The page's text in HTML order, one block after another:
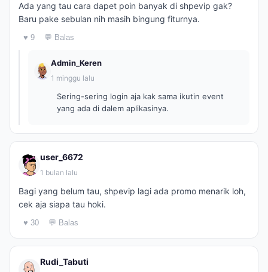
Ada yang tau cara dapet poin banyak di shpevip gak?
Baru pake sebulan nih masih bingung fiturnya.
♥ 9 💬 Balas
Admin_Keren
1 minggu lalu
Sering-sering login aja kak sama ikutin event
yang ada di dalem aplikasinya.
user_6672
1 bulan lalu
Bagi yang belum tau, shpevip lagi ada promo menarik loh,
cek aja siapa tau hoki.
♥ 30 💬 Balas
Rudi_Tabuti